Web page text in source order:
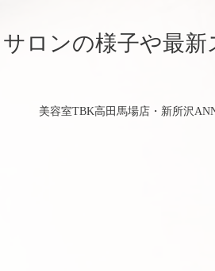
サロンの様子や最
美容室TBK高田馬場店・新所沢